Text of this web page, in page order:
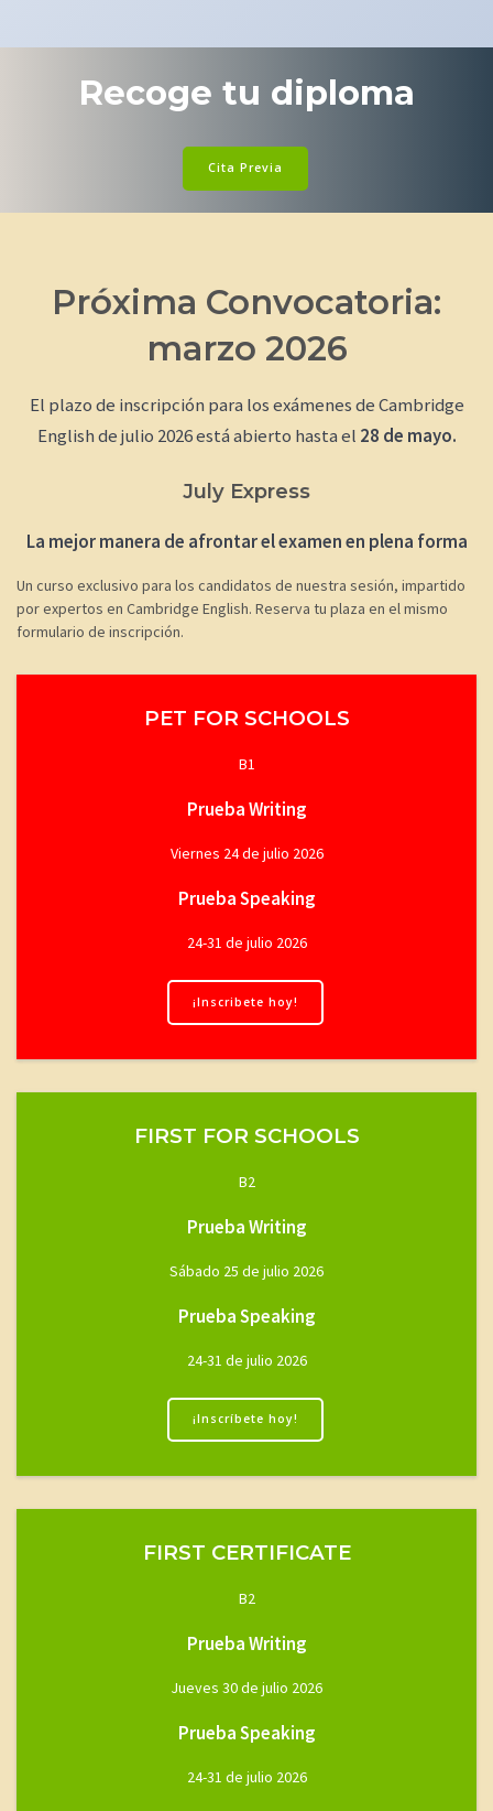
Recoge tu diploma
Cita Previa
Próxima Convocatoria:
marzo 2026
El plazo de inscripción para los exámenes de Cambridge
English de julio 2026 está abierto hasta el 28 de mayo.
July Express
La mejor manera de afrontar el examen en plena forma
Un curso exclusivo para los candidatos de nuestra sesión, impartido
por expertos en Cambridge English. Reserva tu plaza en el mismo
formulario de inscripción.
PET FOR SCHOOLS
B1
Prueba Writing
Viernes 24 de julio 2026
Prueba Speaking
24-31 de julio 2026
¡Inscribete hoy!
FIRST FOR SCHOOLS
B2
Prueba Writing
Sábado 25 de julio 2026
Prueba Speaking
24-31 de julio 2026
¡Inscríbete hoy!
FIRST CERTIFICATE
B2
Prueba Writing
Jueves 30 de julio 2026
Prueba Speaking
24-31 de julio 2026